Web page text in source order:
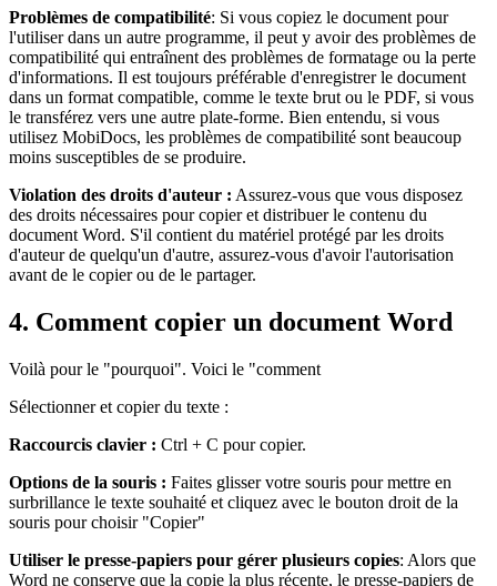
Problèmes de compatibilité: Si vous copiez le document pour
l'utiliser dans un autre programme, il peut y avoir des problèmes de
compatibilité qui entraînent des problèmes de formatage ou la perte
d'informations. Il est toujours préférable d'enregistrer le document
dans un format compatible, comme le texte brut ou le PDF, si vous
le transférez vers une autre plate-forme. Bien entendu, si vous
utilisez MobiDocs, les problèmes de compatibilité sont beaucoup
moins susceptibles de se produire.
Violation des droits d'auteur : Assurez-vous que vous disposez
des droits nécessaires pour copier et distribuer le contenu du
document Word. S'il contient du matériel protégé par les droits
d'auteur de quelqu'un d'autre, assurez-vous d'avoir l'autorisation
avant de le copier ou de le partager.
4. Comment copier un document Word
Voilà pour le "pourquoi". Voici le "comment
Sélectionner et copier du texte :
Raccourcis clavier : Ctrl + C pour copier.
Options de la souris : Faites glisser votre souris pour mettre en
surbrillance le texte souhaité et cliquez avec le bouton droit de la
souris pour choisir "Copier"
Utiliser le presse-papiers pour gérer plusieurs copies: Alors que
Word ne conserve que la copie la plus récente, le presse-papiers de